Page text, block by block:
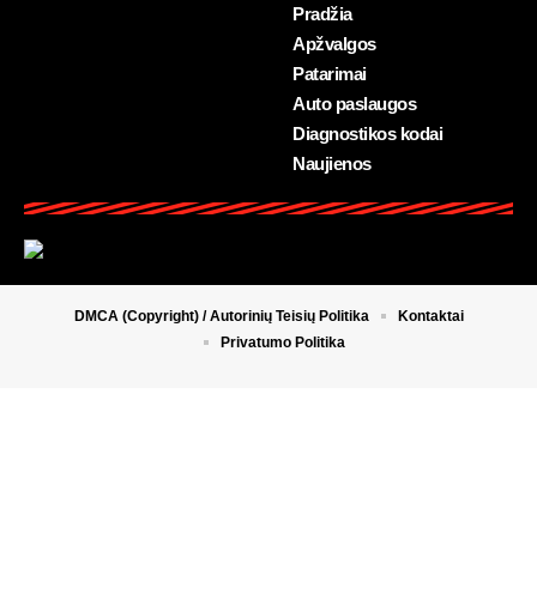
Pradžia
Apžvalgos
Patarimai
Auto paslaugos
Diagnostikos kodai
Naujienos
DMCA (Copyright) / Autorinių Teisių Politika
Kontaktai
Privatumo Politika